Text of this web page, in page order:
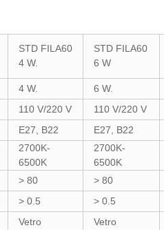
STD FILA60
4 W.
STD FILA60
6 W
4 W. 6 W.
110 V/220 V 110 V/220 V
E27, B22 E27, B22
2700K-
6500K
2700K-
6500K
> 80 > 80
> 0.5 > 0.5
Vetro Vetro